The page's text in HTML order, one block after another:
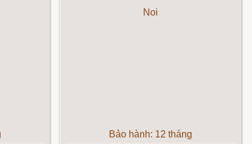
Bảo hành: 12 tháng